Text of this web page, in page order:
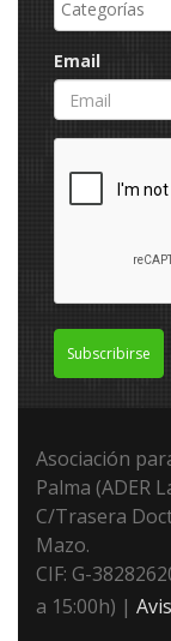
Email
Subscribirse
Asociación
Palma (ADER
C/Trasera
Mazo.
CIF: G-
a 15:00h) |